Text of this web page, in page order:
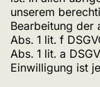
unserem
Bearbeitung der
Abs. 1 lit. f
Abs. 1 lit. a
Einwilligung ist